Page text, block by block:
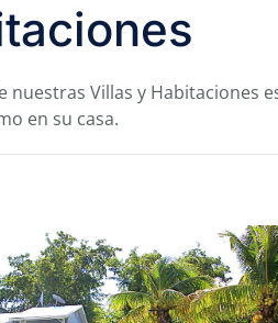
nuestras Villas y
en su casa.